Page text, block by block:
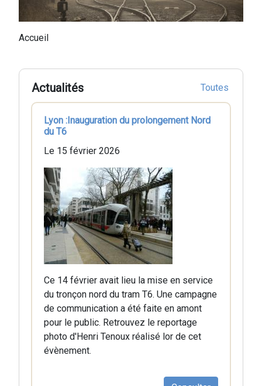
Fil
d'Ariane
Accueil
Actualités Toutes
Lyon :Inauguration du prolongement Nord
du T6
Le 15 février 2026
Ce 14 février avait lieu la mise en service
du tronçon nord du tram T6. Une campagne
de communication a été faite en amont
pour le public. Retrouvez le reportage
photo d'Henri Tenoux réalisé lor de cet
évènement.